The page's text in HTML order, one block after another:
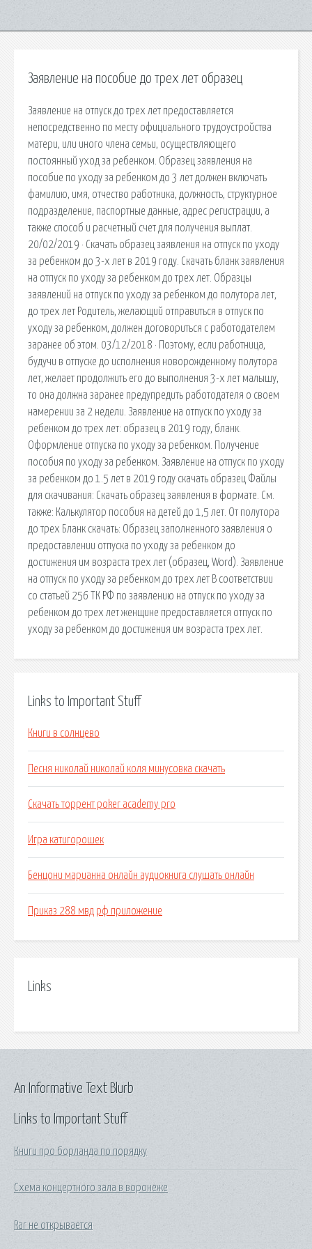
Заявление на пособие до трех лет образец
Заявление на отпуск до трех лет предоставляется
непосредственно по месту официального трудоустройства
матери, или иного члена семьи, осуществляющего
постоянный уход за ребенком. Образец заявления на
пособие по уходу за ребенком до 3 лет должен включать
фамилию, имя, отчество работника, должность, структурное
подразделение, паспортные данные, адрес регистрации, а
также способ и расчетный счет для получения выплат.
20/02/2019 · Скачать образец заявления на отпуск по уходу
за ребенком до 3-х лет в 2019 году. Скачать бланк заявления
на отпуск по уходу за ребенком до трех лет. Образцы
заявлений на отпуск по уходу за ребенком до полутора лет,
до трех лет Родитель, желающий отправиться в отпуск по
уходу за ребенком, должен договориться с работодателем
заранее об этом. 03/12/2018 · Поэтому, если работница,
будучи в отпуске до исполнения новорожденному полутора
лет, желает продолжить его до выполнения 3-х лет малышу,
то она должна заранее предупредить работодателя о своем
намерении за 2 недели. Заявление на отпуск по уходу за
ребенком до трех лет: образец в 2019 году, бланк.
Оформление отпуска по уходу за ребенком. Получение
пособия по уходу за ребенком. Заявление на отпуск по уходу
за ребенком до 1.5 лет в 2019 году скачать образец Файлы
для скачивания: Скачать образец заявления в формате. См.
также: Калькулятор пособия на детей до 1,5 лет. От полутора
до трех Бланк скачать: Образец заполненного заявления о
предоставлении отпуска по уходу за ребенком до
достижения им возраста трех лет (образец, Word). Заявление
на отпуск по уходу за ребенком до трех лет В соответствии
со статьей 256 ТК РФ по заявлению на отпуск по уходу за
ребенком до трех лет женщине предоставляется отпуск по
уходу за ребенком до достижения им возраста трех лет.
Links to Important Stuff
Книги в солнцево
Песня николай николай коля минусовка скачать
Скачать торрент poker academy pro
Игра катигорошек
Бенцони марианна онлайн аудиокнига слушать онлайн
Приказ 288 мвд рф приложение
Links
Links to Important Stuff
Книги про борланда по порядку
Схема концертного зала в воронеже
Rar не открывается
An Informative Text Blurb